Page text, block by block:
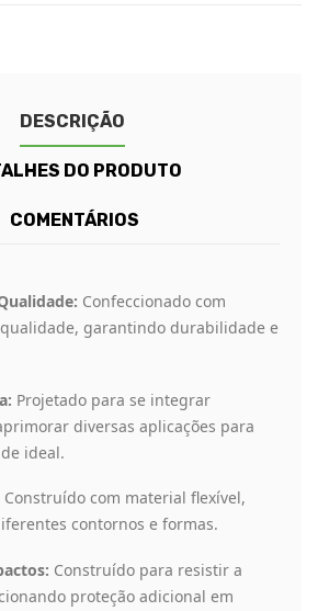
DESCRIÇÃO
DO PRODUTO
COMENTÁRIOS
Confeccionado com
garantindo durabilidade e
Projetado para se integrar
diversas aplicações para
ideal.
Construído com material flexível,
contornos e formas.
Construído para resistir a
proteção adicional em